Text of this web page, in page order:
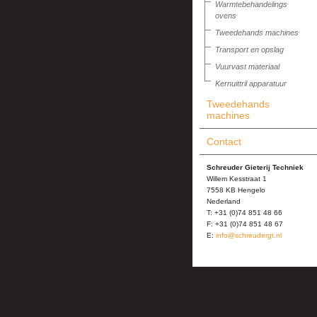
Warmtebehandelings
ovens
Tweedehands machines
Transport en opslag
Vuurvast materiaal
Kernuittril apparatuur
Tweedehands
machines
Contact
Schreuder Gieterij Techniek
Willem Kesstraat 1
7558 KB Hengelo
Nederland
T: +31 (0)74 851 48 66
F: +31 (0)74 851 48 67
E: info@schreudergt.nl